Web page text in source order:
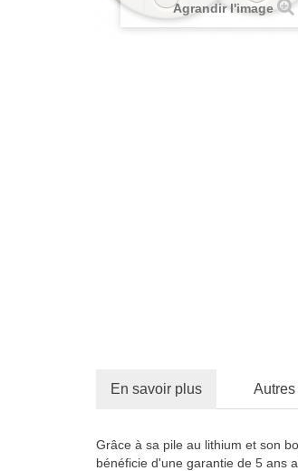
Agrandir l'image
En savoir plus
Grâce à sa pile au lithium et son
bénéficie d'une garantie de 5 ans